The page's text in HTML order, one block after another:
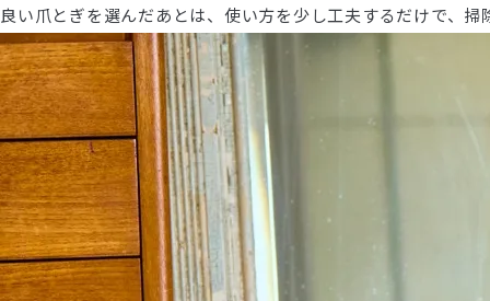
良い爪とぎを選んだあとは、使い方を少し工夫するだけで、